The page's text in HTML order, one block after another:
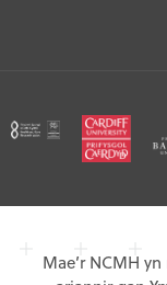
Mae’r NCMH